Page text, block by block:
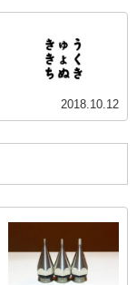
2018.10.12